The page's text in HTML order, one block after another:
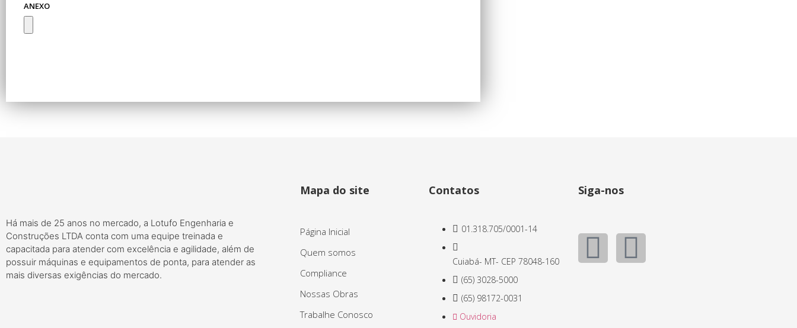
ANEXO
Há mais de 25 anos no mercado, a Lotufo Engenharia e
Construções LTDA conta com uma equipe treinada e
capacitada para atender com excelência e agilidade, além de
possuir máquinas e equipamentos de ponta, para atender as
mais diversas exigências do mercado.
Mapa do site
Página Inicial
Quem somos
Compliance
Nossas Obras
Trabalhe Conosco
Contatos
01.318.705/0001-14
Cuiabá- MT- CEP 78048-160
(65) 3028-5000
(65) 98172-0031
Ouvidoria
Siga-nos